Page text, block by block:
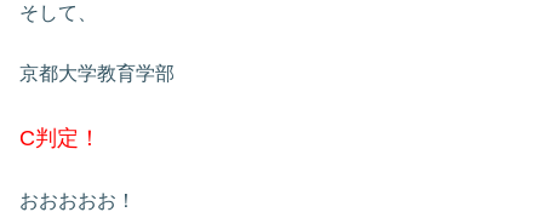
そして、
京都大学教育学部
C判定！
おおおおお！